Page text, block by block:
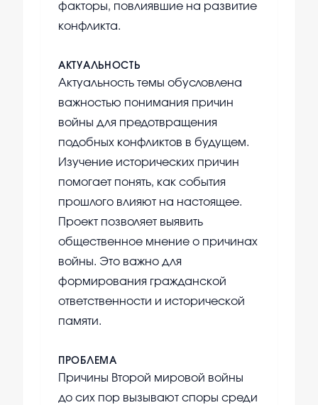
факторы, повлиявшие на развитие
конфликта.
АКТУАЛЬНОСТЬ
Актуальность темы обусловлена
важностью понимания причин
войны для предотвращения
подобных конфликтов в будущем.
Изучение исторических причин
помогает понять, как события
прошлого влияют на настоящее.
Проект позволяет выявить
общественное мнение о причинах
войны. Это важно для
формирования гражданской
ответственности и исторической
памяти.
ПРОБЛЕМА
Причины Второй мировой войны
до сих пор вызывают споры среди